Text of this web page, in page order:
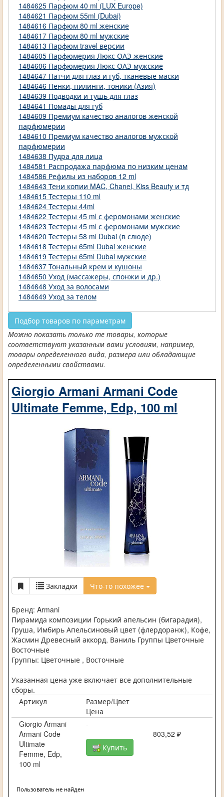
1484625 Парфюм 40 ml (LUX Europe)
1484621 Парфюм 55ml (Dubai)
1484616 Парфюм 80 ml женские
1484617 Парфюм 80 ml мужские
1484613 Парфюм travel версии
1484605 Парфюмерия Люкс ОАЭ женские
1484606 Парфюмерия Люкс ОАЭ мужские
1484647 Патчи для глаз и губ, тканевые маски
1484646 Пенки, пилинги, тоники (Азия)
1484639 Подводки и тушь для глаз
1484641 Помады для губ
1484609 Премиум качество аналогов женской
парфюмерии
1484610 Премиум качество аналогов мужской
парфюмерии
1484638 Пудра для лица
1484581 Распродажа парфюма по низким ценам
1484586 Рефилы из наборов 12 ml
1484643 Тени копии MAC, Chanel, Kiss Beauty и тд
1484615 Тестеры 110 ml
1484624 Тестеры 44ml
1484622 Тестеры 45 ml с феромонами женские
1484623 Тестеры 45 ml с феромонами мужские
1484620 Тестеры 58 ml Dubai (в слюде)
1484618 Тестеры 65ml Dubai женские
1484619 Тестеры 65ml Dubai мужские
1484637 Тональный крем и кушоны
1484650 Уход (массажеры, спонжи и др.)
1484648 Уход за волосами
1484649 Уход за телом
Подбор товаров по параметрам
Можно показать только те товары, которые
соответствуют указанным вами условиям, например,
товары определенного вида, размера или обладающие
определенными свойствами.
Giorgio Armani Armani Code
Ultimate Femme, Edp, 100 ml
Закладки Что-то похожее
Бренд: Armani
Пирамида композиции Горький апельсин (бигарадия),
Груша, Имбирь Апельсиновый цвет (флердоранж), Кофе,
Жасмин Древесный аккорд, Ваниль Группы Цветочные
Восточные
Группы: Цветочные , Восточные
Указанная цена уже включает все дополнительные
сборы.
Артикул
Размер/Цвет
Цена
Giorgio Armani
Armani Code
Ultimate
Femme, Edp,
100 ml
-
803,52 ₽
Купить
Пользователь не найден